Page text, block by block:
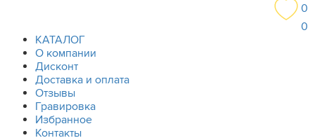
0
0
КАТАЛОГ
О компании
Дисконт
Доставка и оплата
Отзывы
Гравировка
Избранное
Контакты